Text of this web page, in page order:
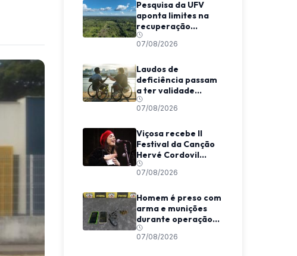
Pesquisa da UFV
aponta limites na
recuperação
climática de
florestas
Amazônia
07/08/2026
Laudos de
deficiência passam
a ter validade
indeterminada em
Minas Gerais
07/08/2026
Viçosa recebe II
Festival da Canção
Hervé Cordovil
neste fim de semana
07/08/2026
Homem é preso com
arma e munições
durante operação
da Polícia Militar em
Araponga
07/08/2026